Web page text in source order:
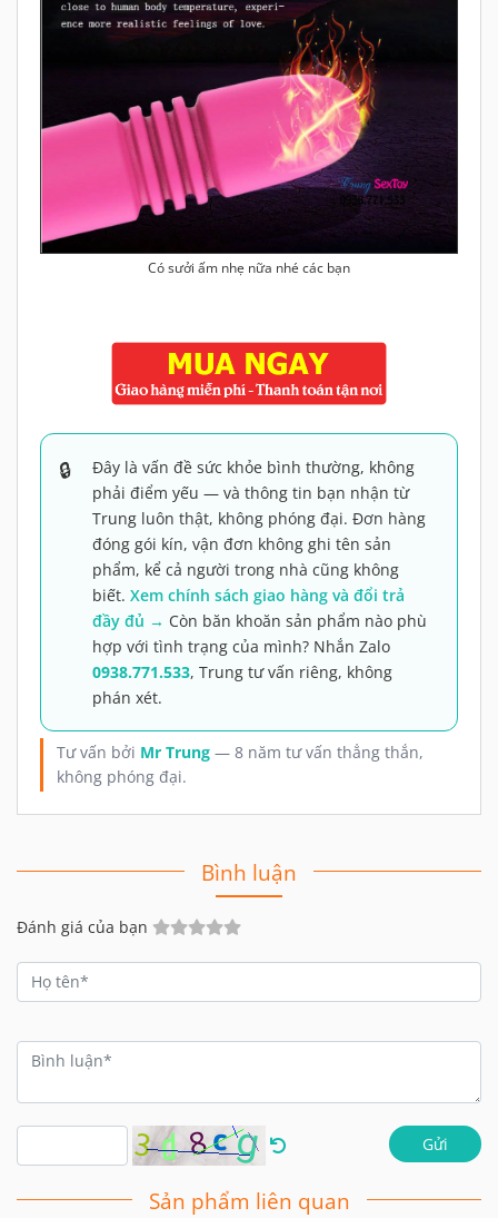
Có sưởi ấm nhẹ nữa nhé các bạn
Đây là vấn đề sức khỏe bình thường, không
phải điểm yếu — và thông tin bạn nhận từ
Trung luôn thật, không phóng đại. Đơn hàng
đóng gói kín, vận đơn không ghi tên sản
phẩm, kể cả người trong nhà cũng không
biết. Xem chính sách giao hàng và đổi trả
đầy đủ → Còn băn khoăn sản phẩm nào phù
hợp với tình trạng của mình? Nhắn Zalo
0938.771.533, Trung tư vấn riêng, không
phán xét.
Tư vấn bởi Mr Trung — 8 năm tư vấn thẳng thắn,
không phóng đại.
Bình luận
Đánh giá của bạn
Gửi
Sản phẩm liên quan